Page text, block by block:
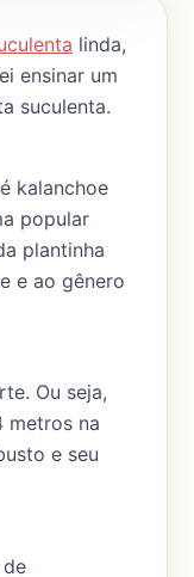
linda,
ensinar um
suculenta.
kalanchoe
popular
plantinha
e ao gênero
Ou seja,
metros na
e seu